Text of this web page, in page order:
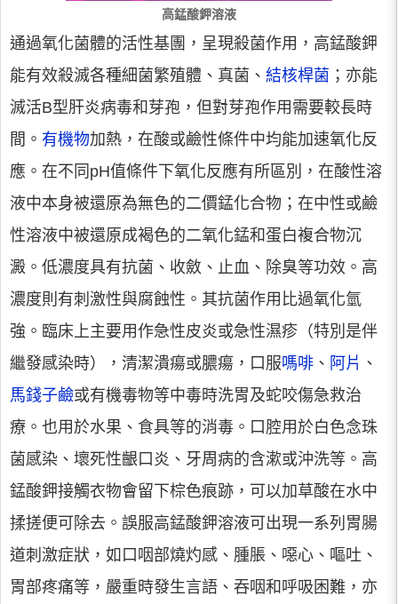
高錳酸鉀溶液
通過氧化菌體的活性基團，呈現殺菌作用，高錳酸鉀
能有效殺滅各種細菌繁殖體、真菌、 結核桿菌 ；亦能
滅活B型肝炎病毒和芽孢，但對芽孢作用需要較長時
間。 有機物加熱，在酸或鹼性條件中均能加速氧化反
應。在不同pH值條件下氧化反應有所區別，在酸性溶
液中本身被還原為無色的二價錳化合物；在中性或鹼
性溶液中被還原成褐色的二氧化錳和蛋白複合物沉
澱。低濃度具有抗菌、收斂、止血、除臭等功效。高
濃度則有刺激性與腐蝕性。其抗菌作用比過氧化氫
強。臨床上主要用作急性皮炎或急性濕疹（特別是伴
繼發感染時），清潔潰瘍或膿瘍，口服嗎啡 、 阿片 、
馬錢子鹼或有機毒物等中毒時洗胃及蛇咬傷急救治
療。也用於水果、食具等的消毒。口腔用於白色念珠
菌感染、壞死性齦口炎、牙周病的含漱或沖洗等。高
錳酸鉀接觸衣物會留下棕色痕跡，可以加草酸在水中
揉搓便可除去。誤服高錳酸鉀溶液可出現一系列胃腸
道刺激症狀，如口咽部燒灼感、腫脹、噁心、嘔吐、
胃部疼痛等，嚴重時發生言語、吞咽和呼吸困難，亦